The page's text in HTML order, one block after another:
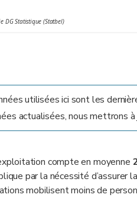
DG Statistique (Statbel)
utilisées ici sont les
actualisées, nous mettrons
compte en moyenne
par la nécessité
mobilisent moins de